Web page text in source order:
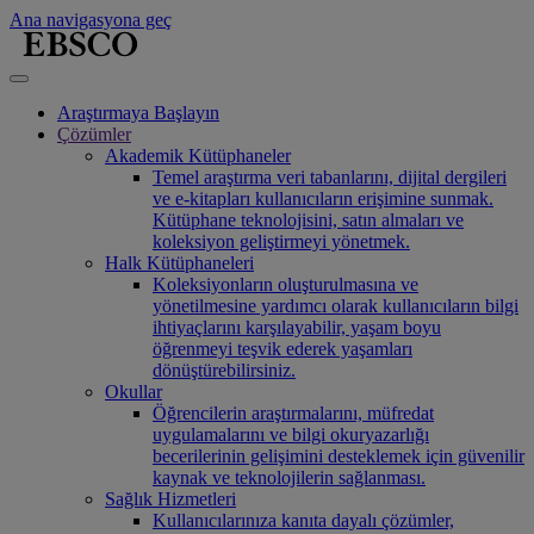
Ana navigasyona geç
Araştırmaya Başlayın
Çözümler
Akademik Kütüphaneler
Temel araştırma veri tabanlarını, dijital dergileri
ve e-kitapları kullanıcıların erişimine sunmak.
Kütüphane teknolojisini, satın almaları ve
koleksiyon geliştirmeyi yönetmek.
Halk Kütüphaneleri
Koleksiyonların oluşturulmasına ve
yönetilmesine yardımcı olarak kullanıcıların bilgi
ihtiyaçlarını karşılayabilir, yaşam boyu
öğrenmeyi teşvik ederek yaşamları
dönüştürebilirsiniz.
Okullar
Öğrencilerin araştırmalarını, müfredat
uygulamalarını ve bilgi okuryazarlığı
becerilerinin gelişimini desteklemek için güvenilir
kaynak ve teknolojilerin sağlanması.
Sağlık Hizmetleri
Kullanıcılarınıza kanıta dayalı çözümler,